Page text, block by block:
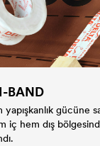
BAND
gücüne
iç hem dış